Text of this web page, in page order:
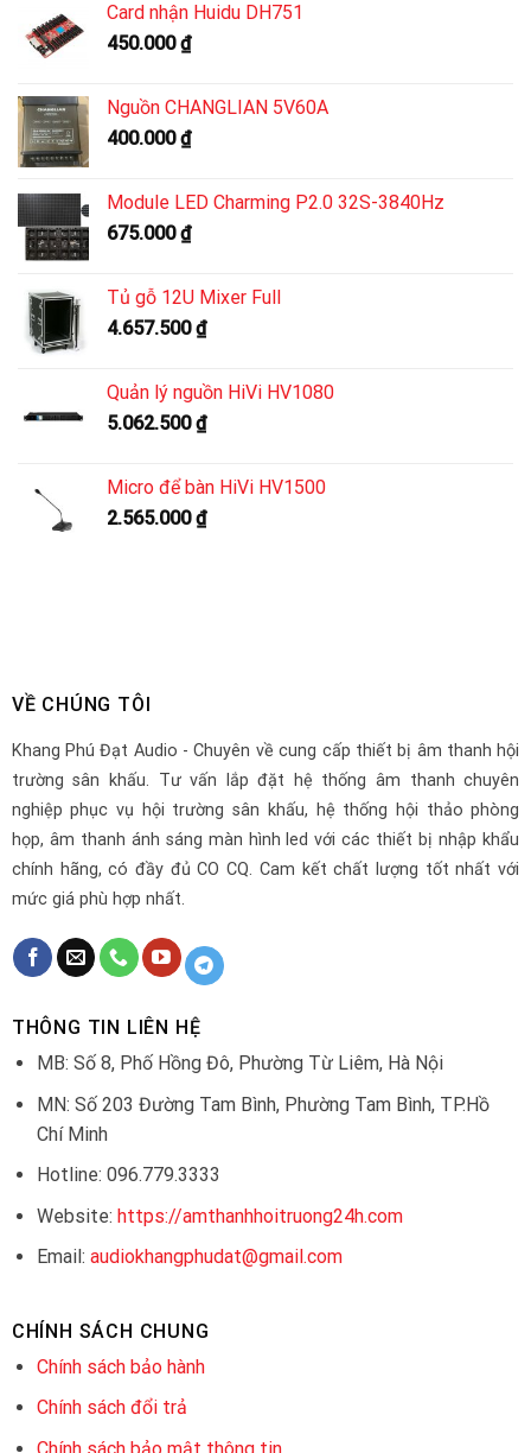
Card nhận Huidu DH751
450.000₫
Nguồn CHANGLIAN 5V60A
400.000₫
Module LED Charming P2.0 32S-3840Hz
675.000₫
Tủ gỗ 12U Mixer Full
4.657.500₫
Quản lý nguồn HiVi HV1080
5.062.500₫
Micro để bàn HiVi HV1500
2.565.000₫
VỀ CHÚNG TÔI
Khang Phú Đạt Audio - Chuyên về cung cấp thiết bị âm thanh hội
trường sân khấu. Tư vấn lắp đặt hệ thống âm thanh chuyên
nghiệp phục vụ hội trường sân khấu, hệ thống hội thảo phòng
họp, âm thanh ánh sáng màn hình led với các thiết bị nhập khẩu
chính hãng, có đầy đủ CO CQ. Cam kết chất lượng tốt nhất với
mức giá phù hợp nhất.
THÔNG TIN LIÊN HỆ
MB: Số 8, Phố Hồng Đô, Phường Từ Liêm, Hà Nội
MN: Số 203 Đường Tam Bình, Phường Tam Bình, TP.Hồ
Chí Minh
Hotline: 096.779.3333
Website: https://amthanhhoitruong24h.com
Email: audiokhangphudat@gmail.com
CHÍNH SÁCH CHUNG
Chính sách bảo hành
Chính sách đổi trả